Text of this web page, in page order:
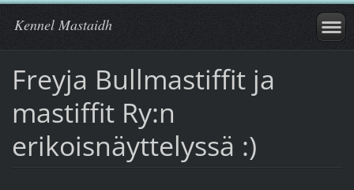
Kennel Mastaidh
Freyja Bullmastiffit ja
mastiffit Ry:n
erikoisnäyttelyssä :)